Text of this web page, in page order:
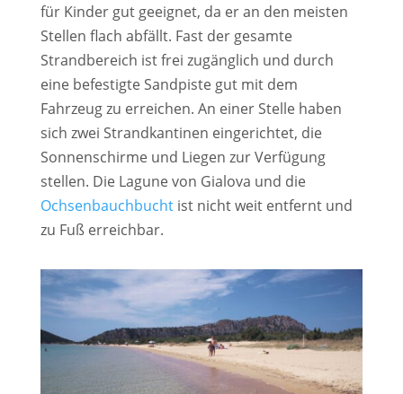
für Kinder gut geeignet, da er an den meisten
Stellen flach abfällt. Fast der gesamte
Strandbereich ist frei zugänglich und durch
eine befestigte Sandpiste gut mit dem
Fahrzeug zu erreichen. An einer Stelle haben
sich zwei Strandkantinen eingerichtet, die
Sonnenschirme und Liegen zur Verfügung
stellen. Die Lagune von Gialova und die
Ochsenbauchbuchtist nicht weit entfernt und
zu Fuß erreichbar.